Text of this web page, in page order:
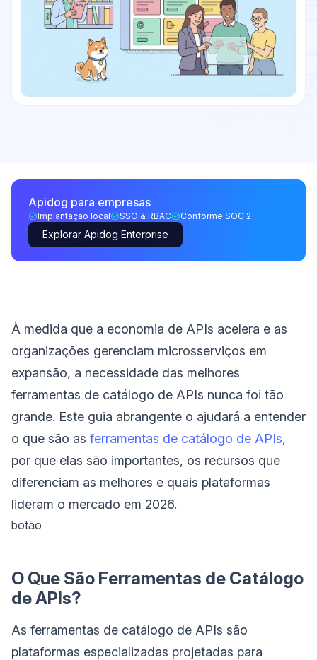
Apidog para empresas
Implantação local SSO & RBAC Conforme SOC 2
Explorar Apidog Enterprise
À medida que a economia de APIs acelera e as
organizações gerenciam microsserviços em
expansão, a necessidade das melhores
ferramentas de catálogo de APIs nunca foi tão
grande. Este guia abrangente o ajudará a entender
o que são as ferramentas de catálogo de APIs,
por que elas são importantes, os recursos que
diferenciam as melhores e quais plataformas
lideram o mercado em 2026.
botão
O Que São Ferramentas de Catálogo
de APIs?
As ferramentas de catálogo de APIs são
plataformas especializadas projetadas para